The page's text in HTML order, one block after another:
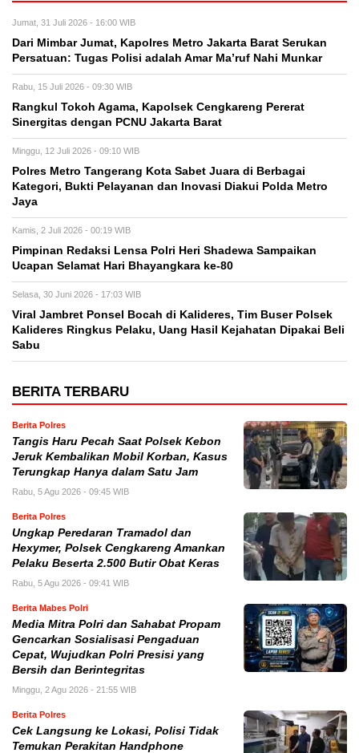
Jumat, 31 Juli 2026 - 16:00 WIB
Dari Mimbar Jumat, Kapolres Metro Jakarta Barat Serukan
Persatuan: Tugas Polisi adalah Amar Ma’ruf Nahi Munkar
Rabu, 15 Juli 2026 - 09:30 WIB
Rangkul Tokoh Agama, Kapolsek Cengkareng Pererat
Sinergitas dengan PCNU Jakarta Barat
Minggu, 12 Juli 2026 - 09:10 WIB
Polres Metro Tangerang Kota Sabet Juara di Berbagai
Kategori, Bukti Pelayanan dan Inovasi Diakui Polda Metro
Jaya
Kamis, 2 Juli 2026 - 00:19 WIB
Pimpinan Redaksi Lensa Polri Heri Shadewa Sampaikan
Ucapan Selamat Hari Bhayangkara ke-80
Selasa, 30 Juni 2026 - 17:03 WIB
Viral Jambret Ponsel Bocah di Kalideres, Tim Buser Polsek
Kalideres Ringkus Pelaku, Uang Hasil Kejahatan Dipakai Beli
Sabu
BERITA TERBARU
Berita Polres
Tangis Haru Pecah Saat Polsek Kebon
Jeruk Kembalikan Mobil Korban, Kasus
Terungkap Hanya dalam Satu Jam
Rabu, 5 Agu 2026 - 09:45 WIB
Berita Polres
Ungkap Peredaran Tramadol dan
Hexymer, Polsek Cengkareng Amankan
Pelaku Beserta 2.500 Butir Obat Keras
Rabu, 5 Agu 2026 - 09:41 WIB
Berita Mabes Polri
Media Mitra Polri dan Sahabat Propam
Gencarkan Sosialisasi Pengaduan
Cepat, Wujudkan Polri Presisi yang
Bersih dan Berintegritas
Minggu, 2 Agu 2026 - 21:55 WIB
Berita Polres
Cek Langsung ke Lokasi, Polisi Tidak
Temukan Perakitan Handphone